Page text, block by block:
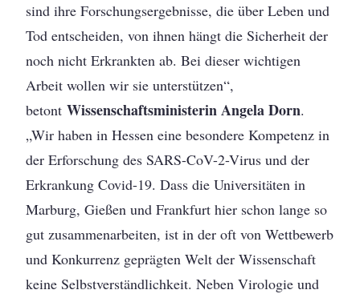
sind ihre Forschungsergebnisse, die über Leben und
Tod entscheiden, von ihnen hängt die Sicherheit der
noch nicht Erkrankten ab. Bei dieser wichtigen
Arbeit wollen wir sie unterstützen“,
betontWissenschaftsministerin Angela Dorn.
„Wir haben in Hessen eine besondere Kompetenz in
der Erforschung des SARS-CoV-2-Virus und der
Erkrankung Covid-19. Dass die Universitäten in
Marburg, Gießen und Frankfurt hier schon lange so
gut zusammenarbeiten, ist in der oft von Wettbewerb
und Konkurrenz geprägten Welt der Wissenschaft
keine Selbstverständlichkeit. Neben Virologie und